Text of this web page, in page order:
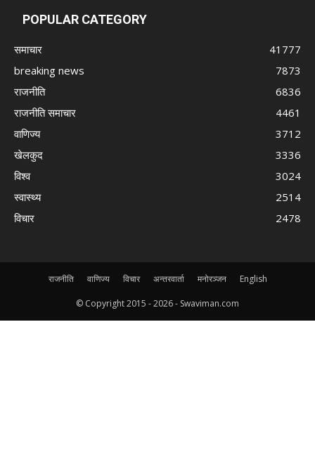
POPULAR CATEGORY
समाचार
41777
breaking news
7873
राजनीति
6836
राजनीति समाचार
4461
वाणिज्य
3712
खेलकुद
3336
विश्व
3024
स्वास्थ्य
2514
विचार
2478
राजनीति वाणिज्य विचार अन्तरवार्ता मनोरञ्जन English
© Copyright 2015 -2026 - Swaviman.com